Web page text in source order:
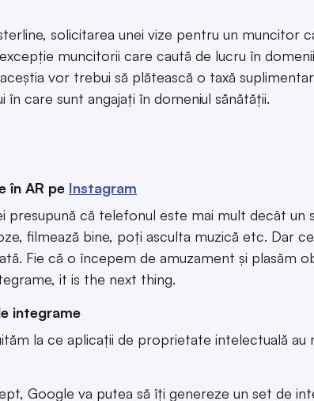
solicitarea unei vize pentru un muncitor
muncitorii care caută de lucru în
vor trebui să plătească o taxă
care sunt angajați în domeniul sănătății.
în AR pe Instagram
că telefonul este mai mult decât un
filmează bine, poți asculta muzică etc. Dar
Fie că o începem de amuzament și plasăm
it is the next thing.
integrame
la ce aplicații de proprietate intelectuală au
Google va putea să îți genereze un set de